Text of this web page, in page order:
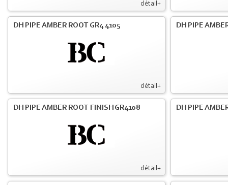
détail+
détail+
DH PIPE AMBER ROOT GR4 4105 DH PIPE
détail+
DH PIPE AMBER ROOT FINISH GR4108 DH PIPE